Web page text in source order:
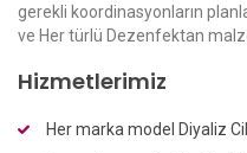
gerekli koordinasyonların
ve Her türlü Dezenfektan
Hizmetlerimiz
Her marka model Diyaliz